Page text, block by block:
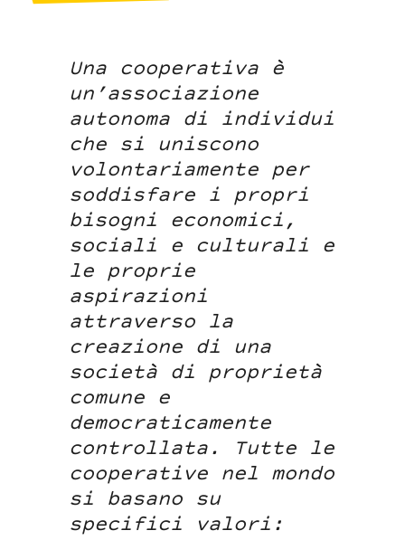
Una cooperativa è
un’associazione
autonoma di individui
che si uniscono
volontariamente per
soddisfare i propri
bisogni economici,
sociali e culturali e
le proprie
aspirazioni
attraverso la
creazione di una
società di proprietà
comune e
democraticamente
controllata. Tutte le
cooperative nel mondo
si basano su
specifici valori: